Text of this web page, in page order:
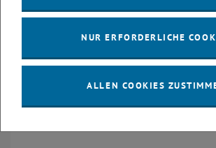
Studierendenvertretung
NUR ERFORDERLICHE
ALLEN COOKIES